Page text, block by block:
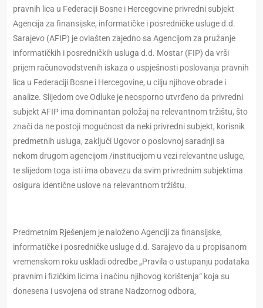
pravnih lica u Federaciji Bosne i Hercegovine privredni subjekt
Agencija za finansijske, informatičke i posredničke usluge d.d.
Sarajevo (AFIP) je ovlašten zajedno sa Agencijom za pružanje
informatičkih i posredničkih usluga d.d. Mostar (FIP) da vrši
prijem računovodstvenih iskaza o uspješnosti poslovanja pravnih
lica u Federaciji Bosne i Hercegovine, u cilju njihove obrade i
analize. Slijedom ove Odluke je neosporno utvrđeno da privredni
subjekt AFIP ima dominantan položaj na relevantnom tržištu, što
znači da ne postoji mogućnost da neki privredni subjekt, korisnik
predmetnih usluga, zaključi Ugovor o poslovnoj saradnji sa
nekom drugom agencijom /institucijom u vezi relevantne usluge,
te slijedom toga isti ima obavezu da svim privrednim subjektima
osigura identične uslove na relevantnom tržištu.
Predmetnim Rješenjem je naloženo Agenciji za finansijske,
informatičke i posredničke usluge d.d. Sarajevo da u propisanom
vremenskom roku uskladi odredbe „Pravila o ustupanju podataka
pravnim i fizičkim licima i načinu njihovog korištenja“ koja su
donesena i usvojena od strane Nadzornog odbora,